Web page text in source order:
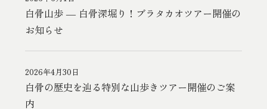
白骨山歩 ― 白骨深堀り！ブラタカオツアー開催の
お知らせ
2026年4月30日
白骨の歴史を辿る特別な山歩きツアー開催のご案
内